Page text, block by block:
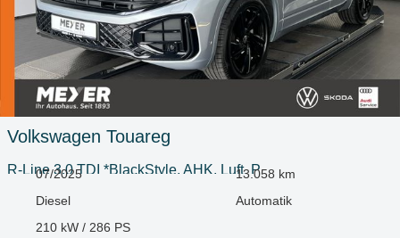
Volkswagen Touareg
R-Line 3.0 TDI *BlackStyle, AHK, Luft, P
07/2025
13.058 km
Diesel
Automatik
210 kW / 286 PS